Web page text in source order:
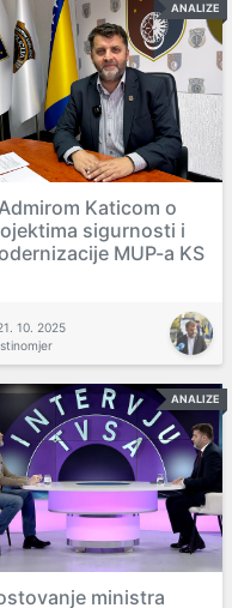
ANALIZE
Katicom o
sigurnosti i
MUP-a KS
10. 2025
ANALIZE
ministra